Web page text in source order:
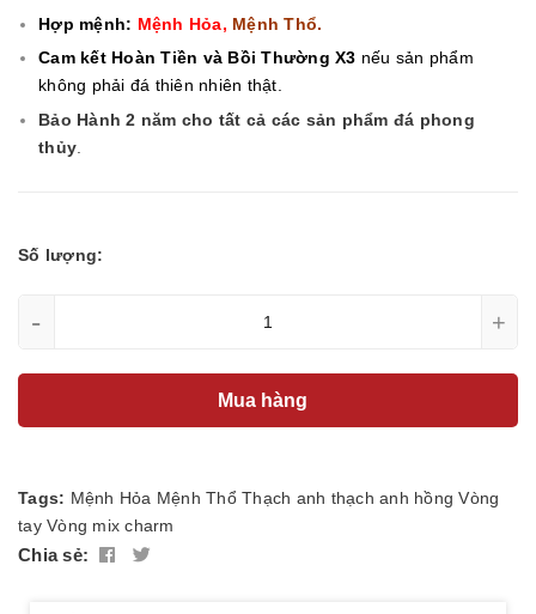
Hợp mệnh: Mệnh Hỏa, Mệnh Thổ.
Cam kết Hoàn Tiền và Bồi Thường X3 nếu sản phẩm
không phải đá thiên nhiên thật.
Bảo Hành 2 năm cho tất cả các sản phẩm đá phong
thủy
Số lượng:
- +
Mua hàng
Tags: Mệnh Hỏa Mệnh Thổ Thạch anh thạch anh hồng Vòng
tay Vòng mix charm
Chia sẻ: